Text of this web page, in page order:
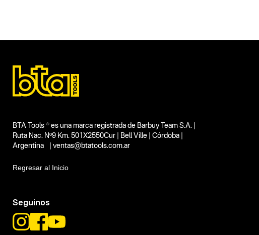
Segmentos - pendiente
Talleres
Construcción
Capacidad
Funcion o uso
6 mts
Tecnologia
BTA Tools ® es una marca registrada de Barbuy Team S.A. |
Ruta Nac. Nº9 Km. 501X2550Cur | Bell Ville | Córdoba |
Argentina | ventas@btatools.com.ar
Regresar al Inicio
Seguinos